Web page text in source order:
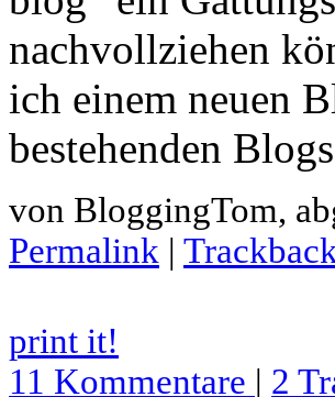
nachvollziehen
ich einem neuen
bestehenden
von BloggingTom,
Permalink |
print it!
11 Kommentare | 2